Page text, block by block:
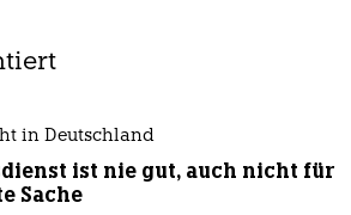
in Deutschland
ist nie gut, auch nicht für
Sache